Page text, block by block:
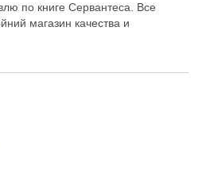
по книге Сервантеса. Все
магазин качества и